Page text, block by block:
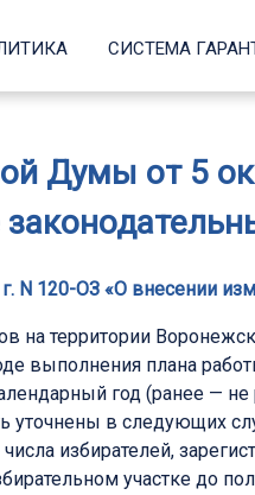
СИСТЕМА
Думы от 5
N 120-ОЗ «О внесении
территории
выполнения плана
год (ранее —
уточнены в следующих
избирателей,
участке до